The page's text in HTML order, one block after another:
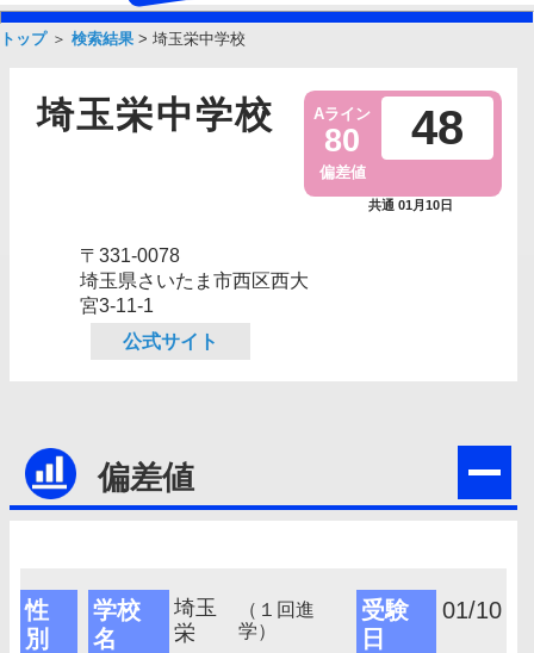
トップ＞ 検索結果 > 埼玉栄中学校
埼玉栄中学校 Aライン
80
偏差値
48
共通 01月10日
〒331-0078
埼玉県さいたま市西区西大
宮3-11-1
公式サイト
偏差値
性
別
学校
名
埼玉
栄
（１回進
学）
受験
日
01/10